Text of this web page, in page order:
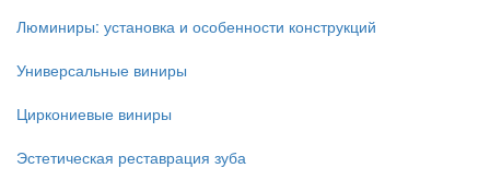
Люминиры: установка и особенности конструкций
Универсальные виниры
Циркониевые виниры
Эстетическая реставрация зуба